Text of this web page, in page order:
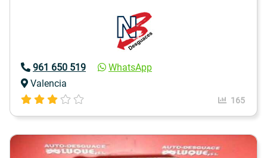
961 650 519
WhatsApp
Valencia
165